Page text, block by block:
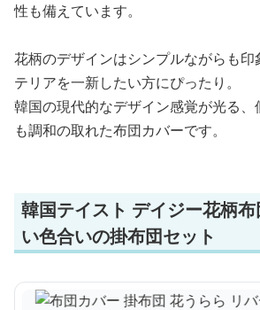
性も備えています。
花柄のデザインはシンプルながらも
テリアを一新したい方にぴったり。
韓国の現代的なデザイン感覚が光る、
も調和の取れた布団カバーです。
韓国テイスト デイジー花柄
い色合いの掛布団セット